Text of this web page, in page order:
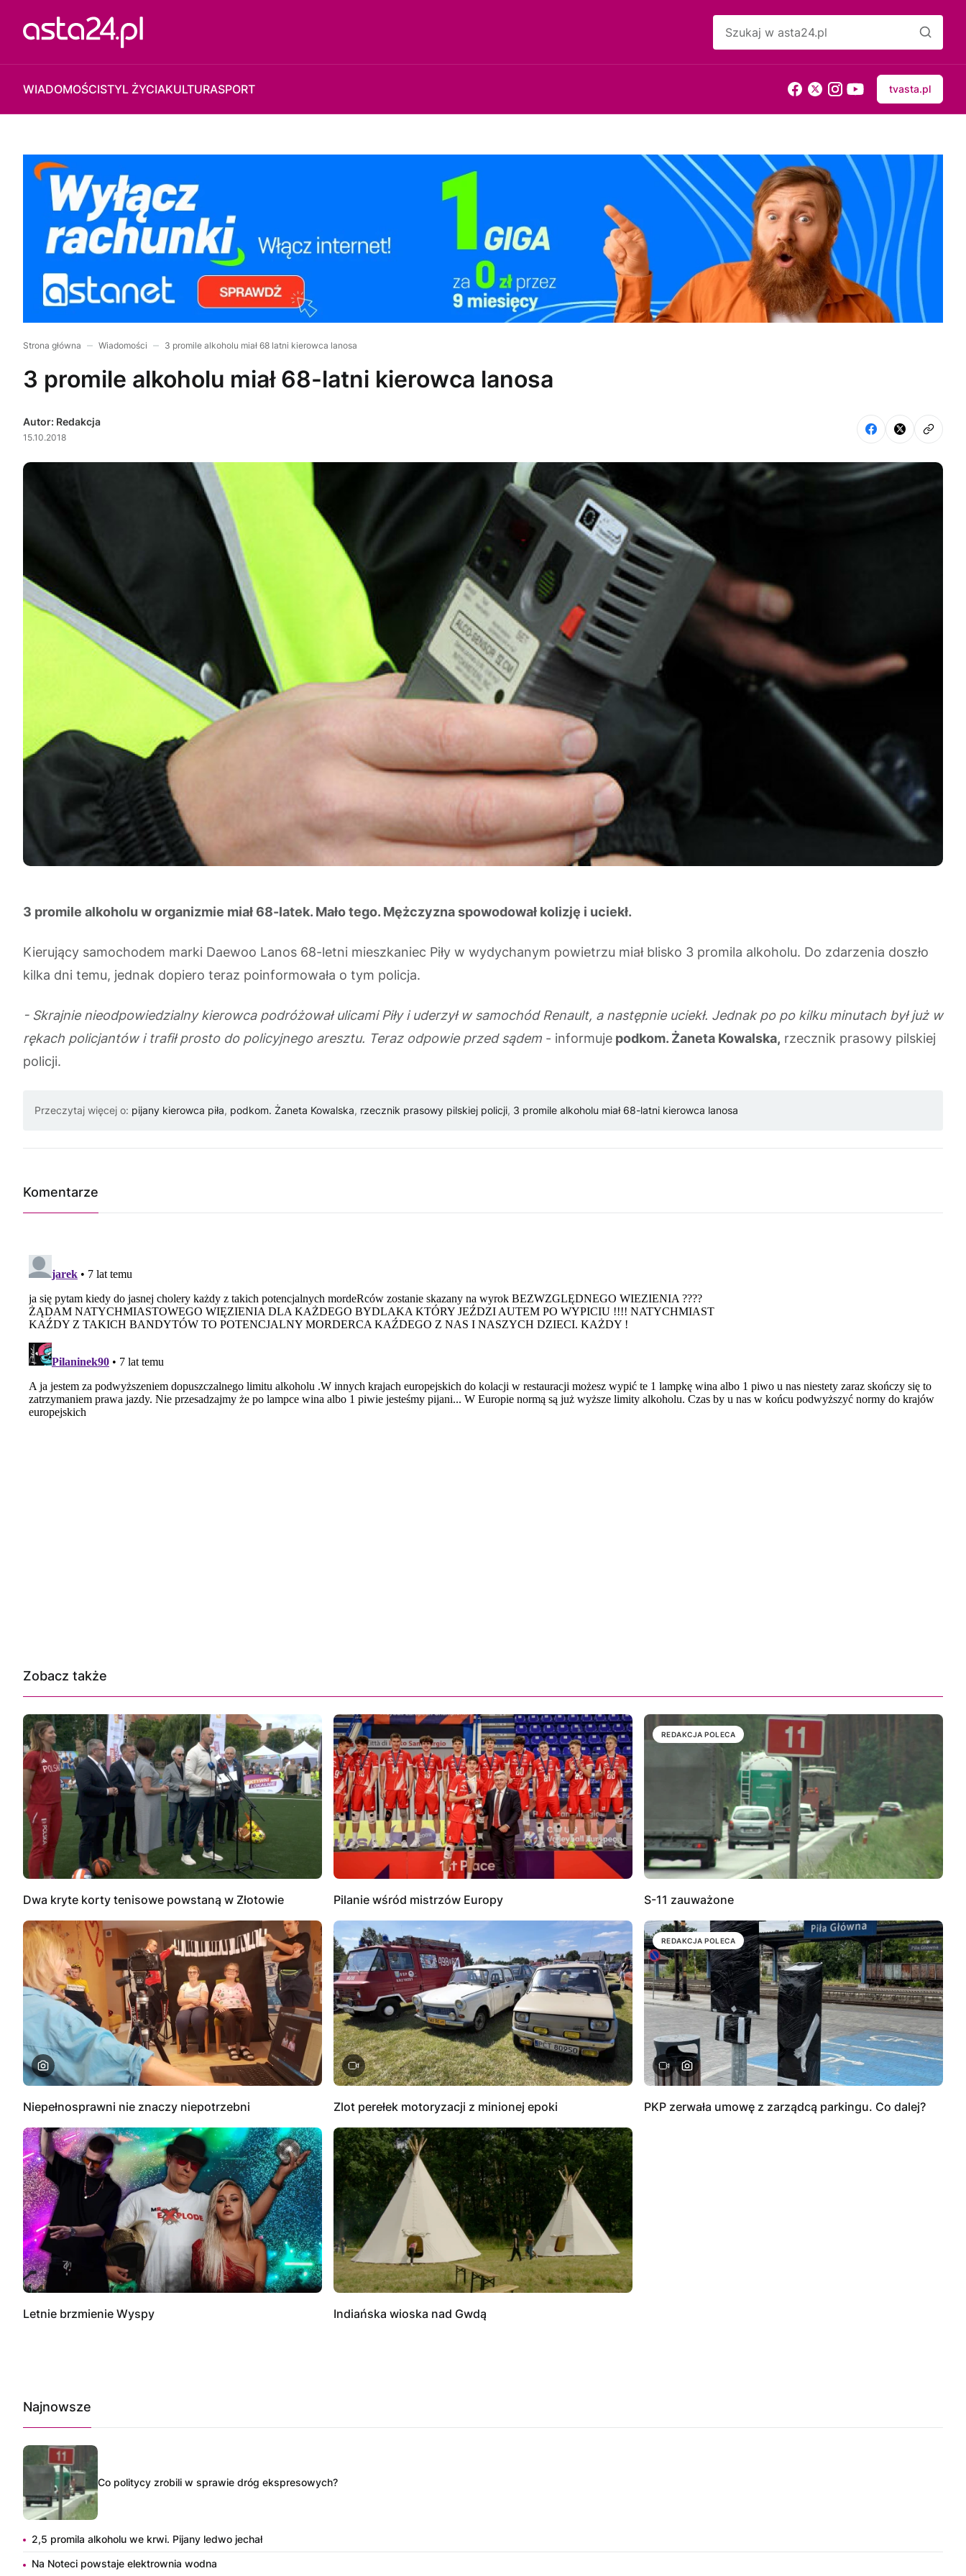
WIADOMOŚCISTYL ŻYCIAKULTURASPORT tvasta.pl
Strona główna Wiadomości 3 promile alkoholu miał 68 latni kierowca lanosa
3 promile alkoholu miał 68-latni kierowca lanosa
Autor: Redakcja
15.10.2018
3 promile alkoholu w organizmie miał 68-latek. Mało tego. Mężczyzna spowodował kolizję i uciekł.
Kierujący samochodem marki Daewoo Lanos 68-letni mieszkaniec Piły w wydychanym powietrzu miał blisko 3 promila alkoholu. Do zdarzenia doszło
kilka dni temu, jednak dopiero teraz poinformowała o tym policja.
- Skrajnie nieodpowiedzialny kierowca podróżował ulicami Piły i uderzył w samochód Renault, a następnie uciekł. Jednak po po kilku minutach był już w
rękach policjantów i trafił prosto do policyjnego aresztu. Teraz odpowie przed sądem - informuje podkom. Żaneta Kowalska, rzecznik prasowy pilskiej
policji.
Przeczytaj więcej o: pijany kierowca piła, podkom. Żaneta Kowalska, rzecznik prasowy pilskiej policji, 3 promile alkoholu miał 68-latni kierowca lanosa
Komentarze
Zobacz także
Dwa kryte korty tenisowe powstaną w Złotowie Pilanie wśród mistrzów Europy
REDAKCJA POLECA
S-11 zauważone
Niepełnosprawni nie znaczy niepotrzebni Zlot perełek motoryzacji z minionej epoki
REDAKCJA POLECA
PKP zerwała umowę z zarządcą parkingu. Co dalej?
Letnie brzmienie Wyspy Indiańska wioska nad Gwdą
Najnowsze
Co politycy zrobili w sprawie dróg ekspresowych?
2,5 promila alkoholu we krwi. Pijany ledwo jechał
Na Noteci powstaje elektrownia wodna